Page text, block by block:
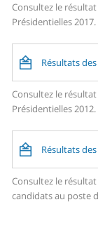
Consultez le
Présidentielles 2017.
Résultats
Consultez le
Présidentielles 2012.
Résultats
Consultez le
candidats au poste